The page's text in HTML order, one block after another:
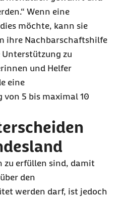
Wenn eine
möchte, kann sie
ihre Nachbarschaftshilfe
zu
und Helfer
eine
5 bis maximal 10
zu erfüllen sind, damit
den
werden darf, ist jedoch